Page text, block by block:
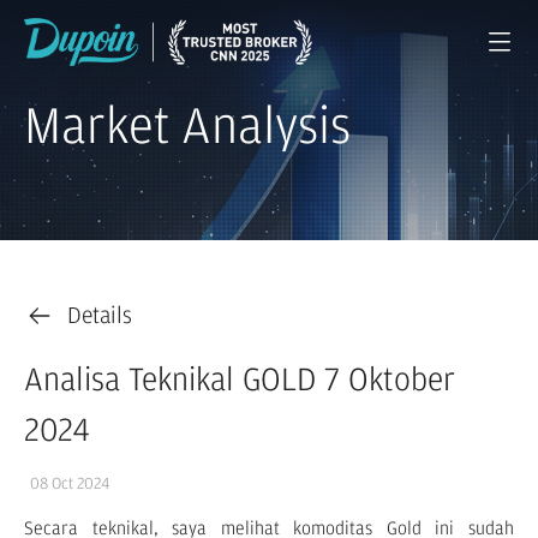
Market Analysis
Details
Analisa Teknikal GOLD 7 Oktober
2024
08 Oct 2024
Secara teknikal, saya melihat komoditas Gold ini sudah